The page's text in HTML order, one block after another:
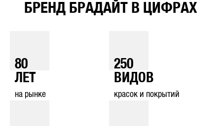
БРЕНД БРАДАЙТ В ЦИФРАХ
80
ЛЕТ
на рынке
250
ВИДОВ
красок и покрытий